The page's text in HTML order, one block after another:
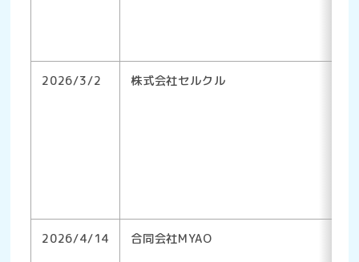
2026/3/2 株式会社セルクル
2026/4/14 合同会社MYAO